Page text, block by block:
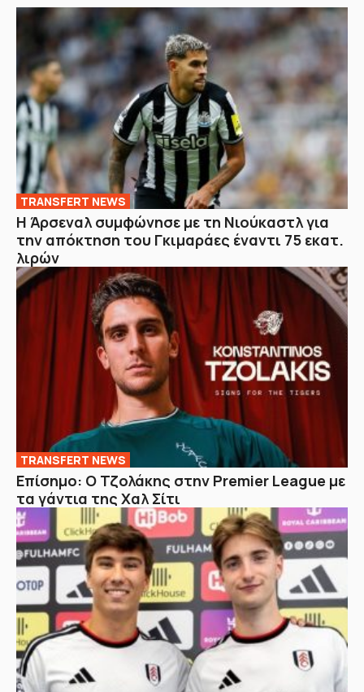
TRANSFERT NEWS
Η Άρσεναλ συμφώνησε με τη Νιούκαστλ για
την απόκτηση του Γκιμαράες έναντι 75 εκατ.
λιρών
TRANSFERT NEWS
Επίσημο: Ο Τζολάκης στην Premier League με
τα γάντια της Χαλ Σίτι